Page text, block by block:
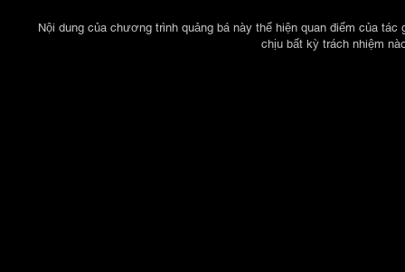
Nội dung của chương trình quảng bá này thể hiện quan điểm của
chịu bất kỳ trách nhiệm